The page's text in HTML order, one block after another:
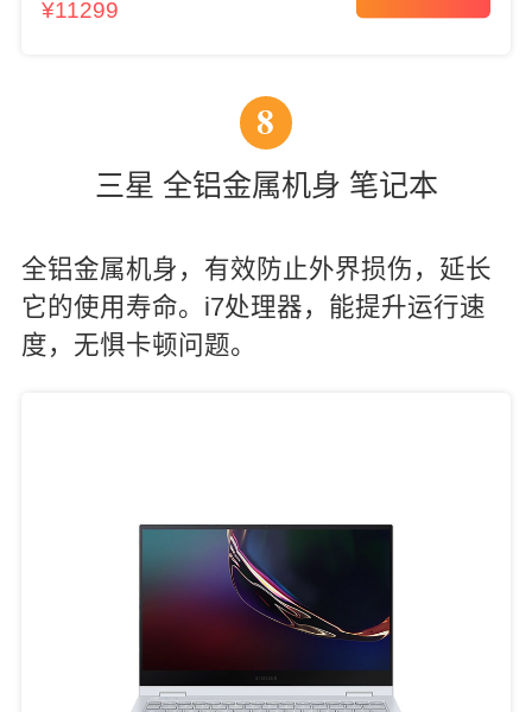
¥11299
8
三星 全铝金属机身 笔记本
全铝金属机身，有效防止外界损伤，延长
它的使用寿命。i7处理器，能提升运行速
度，无惧卡顿问题。